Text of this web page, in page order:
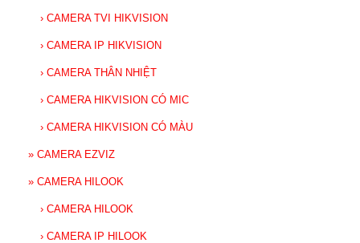
› CAMERA TVI HIKVISION
› CAMERA IP HIKVISION
› CAMERA THÂN NHIỆT
› CAMERA HIKVISION CÓ MIC
› CAMERA HIKVISION CÓ MÀU
» CAMERA EZVIZ
» CAMERA HILOOK
› CAMERA HILOOK
› CAMERA IP HILOOK